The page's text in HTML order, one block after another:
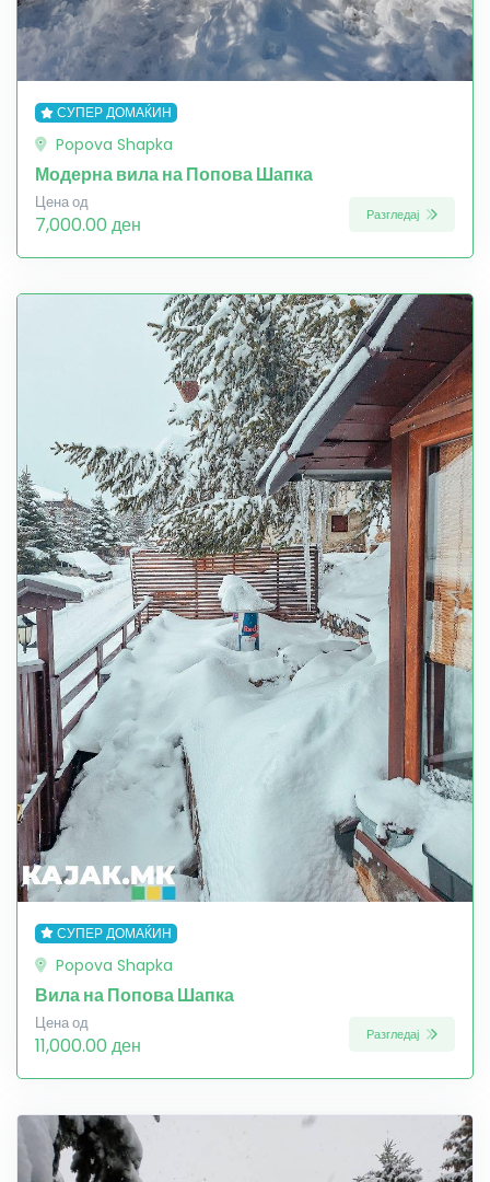
СУПЕР ДОМАЌИН
Popova Shapka
Модерна вила на Попова Шапка
Цена од
7,000.00 ден Разгледај
СУПЕР ДОМАЌИН
Popova Shapka
Вила на Попова Шапка
Цена од
11,000.00 ден Разгледај